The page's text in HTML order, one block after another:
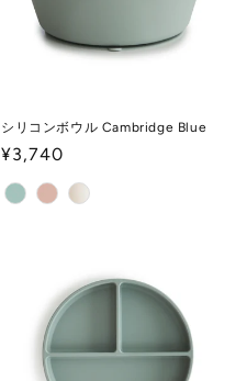
シリコンボウル Cambridge Blue
通
常
価
¥3,740